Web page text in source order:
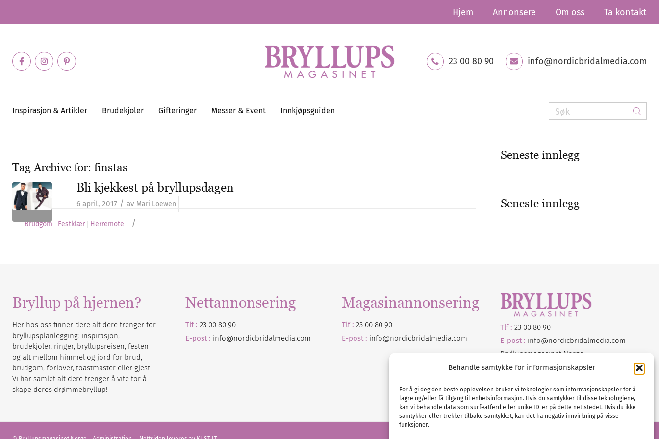
Behandle samtykke for informasjonskapsler
For å gi deg den beste opplevelsen bruker vi teknologier som informasjonskapsler for å
lagre og/eller få tilgang til enhetsinformasjon. Hvis du samtykker til disse teknologiene,
kan vi behandle data som surfeatferd eller unike ID-er på dette nettstedet. Hvis du ikke
samtykker eller trekker tilbake samtykket, kan det ha negativ innvirkning på visse
funksjoner.
Hjem Annonsere Om oss Ta kontakt
23 00 80 90 info@nordicbridalmedia.com
Inspirasjon & Artikler Brudekjoler Gifteringer Messer & Event Innkjøpsguiden
Tag Archive for: finstas
Bli kjekkest på bryllupsdagen
6 april, 2017 / av Mari Loewen
Brudgom Festklær Herremote /
Seneste innlegg
Seneste innlegg
Bryllup på hjernen?
Her hos oss finner dere alt dere trenger for
bryllupsplanlegging: inspirasjon,
brudekjoler, ringer, bryllupsreisen, festen
og alt mellom himmel og jord for brud,
brudgom, forlover, toastmaster eller gjest.
Vi har samlet alt dere trenger å vite for å
skape deres drømmebryllup!
Nettannonsering
Tlf : 23 00 80 90
E-post : info@nordicbridalmedia.com
Magasinannonsering
Tlf : 23 00 80 90
E-post : info@nordicbridalmedia.com
Tlf : 23 00 80 90
E-post : info@nordicbridalmedia .com
Bryllupsmagasinet Norge
© All rights reserved.